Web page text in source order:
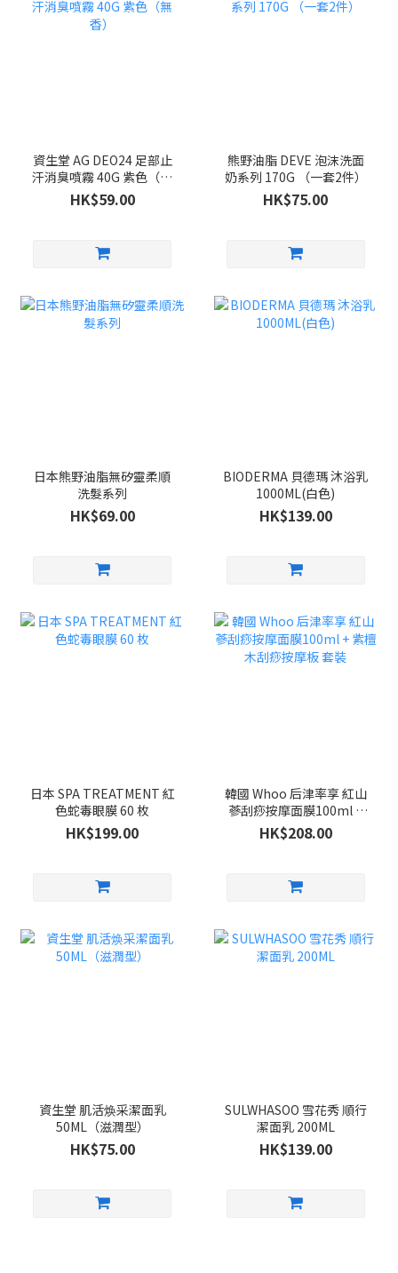
資生堂 AG DEO24 足部止
汗消臭噴霧 40G 紫色（無
香）
HK$59.00
熊野油脂 DEVE 泡沫洗面
奶系列 170G （一套2件）
HK$75.00
日本熊野油脂無矽靈柔順
洗髮系列
HK$69.00
BIODERMA 貝德瑪 沐浴乳
1000ML(白色)
HK$139.00
日本 SPA TREATMENT 紅
色蛇毒眼膜 60 枚
HK$199.00
韓國 Whoo 后津率享 紅山
蔘刮痧按摩面膜100ml +
紫檀木刮痧按摩板 套裝
HK$208.00
資生堂 肌活焕采潔面乳
50ML（滋潤型）
HK$75.00
SULWHASOO 雪花秀 順行
潔面乳 200ML
HK$139.00